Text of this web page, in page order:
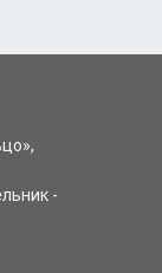
-